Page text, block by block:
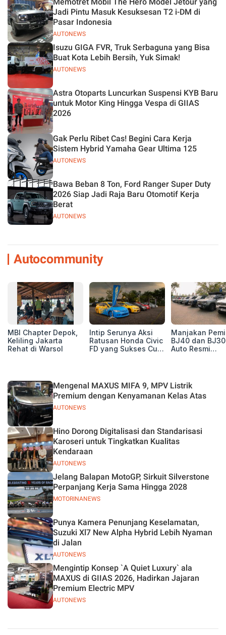
AUTONEWS
Jadi Pintu Masuk Kesuksesan T2 i-DM di
Pasar Indonesia
AUTONEWS
Isuzu GIGA FVR, Truk Serbaguna yang Bisa
Buat Kota Lebih Bersih, Yuk Simak!
Astra Otoparts Luncurkan Suspensi KYB Baru
untuk Motor King Hingga Vespa di GIIAS
2026
AUTONEWS
Gak Perlu Ribet Cas! Begini Cara Kerja
Sistem Hybrid Yamaha Gear Ultima 125
AUTONEWS
Bawa Beban 8 Ton, Ford Ranger Super Duty
2026 Siap Jadi Raja Baru Otomotif Kerja
Berat
Autocommunity
MBI Chapter Depok,
Keliling Jakarta
Rehat di Warsol
Intip Serunya Aksi
Ratusan Honda Civic
FD yang Sukses Curi
Manjakan
BJ40 dan
Auto Resmi
AUTONEWS
Mengenal MAXUS MIFA 9, MPV Listrik
Premium dengan Kenyamanan Kelas Atas
AUTONEWS
Hino Dorong Digitalisasi dan Standarisasi
Karoseri untuk Tingkatkan Kualitas
Kendaraan
MOTORINANEWS
Jelang Balapan MotoGP, Sirkuit Silverstone
Perpanjang Kerja Sama Hingga 2028
AUTONEWS
Punya Kamera Penunjang Keselamatan,
Suzuki Xl7 New Alpha Hybrid Lebih Nyaman
di Jalan
AUTONEWS
Mengintip Konsep `A Quiet Luxury` ala
MAXUS di GIIAS 2026, Hadirkan Jajaran
Premium Electric MPV